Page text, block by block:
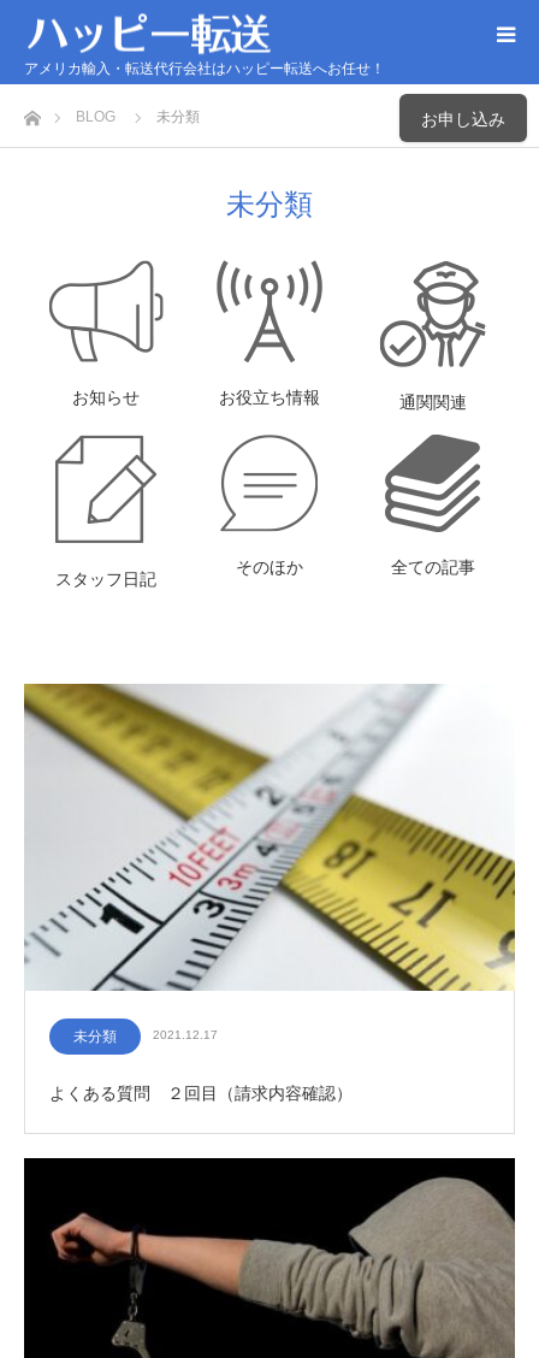
アメリカ輸入・転送代行会社はハッピー転送へお任せ！
お申し込み
ホームBLOG 未分類
未分類
お知らせ お役立ち情報 通関関連
スタッフ日記
そのほか 全ての記事
未分類 2021.12.17
よくある質問 ２回目（請求内容確認）